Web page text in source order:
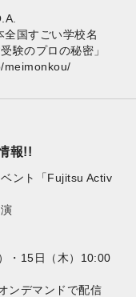
全国すごい学校名
験のプロの秘密」
meimonkou/
報!!
ント「Fujitsu Activ
・15日（木）10:00
ンデマンドで配信